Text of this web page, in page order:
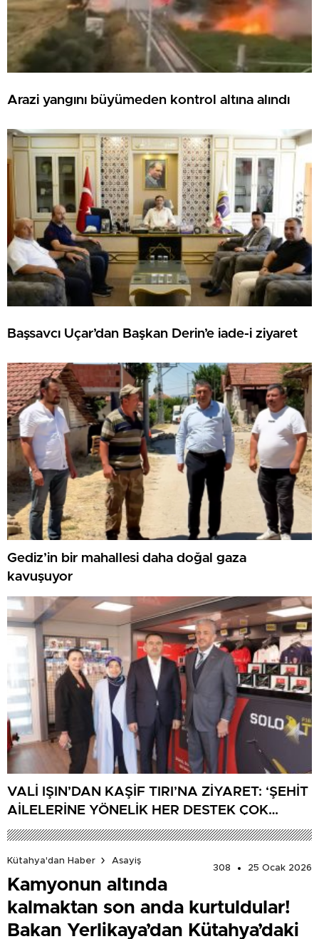
Arazi yangını büyümeden kontrol altına alındı
Başsavcı Uçar’dan Başkan Derin’e iade-i ziyaret
Gediz’in bir mahallesi daha doğal gaza
kavuşuyor
VALİ IŞIN’DAN KAŞİF TIRI’NA ZİYARET: ‘ŞEHİT
AİLELERİNE YÖNELİK HER DESTEK ÇOK
DEĞERLİ’
Kütahya'dan Haber
Asayiş
308
25 Ocak 2026
Kamyonun altında
kalmaktan son anda kurtuldular!
Bakan Yerlikaya’dan Kütahya’daki